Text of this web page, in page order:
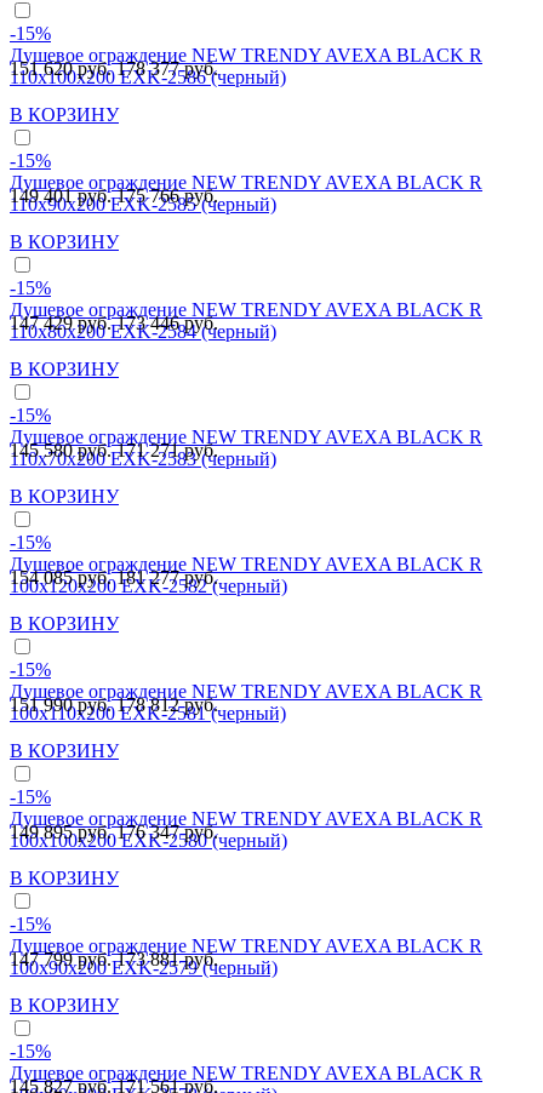
-15%
Душевое ограждение NEW TRENDY AVEXA BLACK R
110x100x200 EXK-2586 (черный)
151 620 руб.178 377 руб.
В КОРЗИНУ
-15%
Душевое ограждение NEW TRENDY AVEXA BLACK R
110x90x200 EXK-2585 (черный)
149 401 руб.175 766 руб.
В КОРЗИНУ
-15%
Душевое ограждение NEW TRENDY AVEXA BLACK R
110x80x200 EXK-2584 (черный)
147 429 руб.173 446 руб.
В КОРЗИНУ
-15%
Душевое ограждение NEW TRENDY AVEXA BLACK R
110x70x200 EXK-2583 (черный)
145 580 руб.171 271 руб.
В КОРЗИНУ
-15%
Душевое ограждение NEW TRENDY AVEXA BLACK R
100x120x200 EXK-2582 (черный)
154 085 руб.181 277 руб.
В КОРЗИНУ
-15%
Душевое ограждение NEW TRENDY AVEXA BLACK R
100x110x200 EXK-2581 (черный)
151 990 руб.178 812 руб.
В КОРЗИНУ
-15%
Душевое ограждение NEW TRENDY AVEXA BLACK R
100x100x200 EXK-2580 (черный)
149 895 руб.176 347 руб.
В КОРЗИНУ
-15%
Душевое ограждение NEW TRENDY AVEXA BLACK R
100x90x200 EXK-2579 (черный)
147 799 руб.173 881 руб.
В КОРЗИНУ
-15%
Душевое ограждение NEW TRENDY AVEXA BLACK R
145 827 руб.171 561 руб.